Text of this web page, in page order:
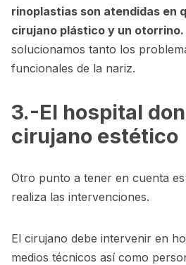
rinoplastias son atendidas en
cirujano plástico y un otorrino.
solucionamos tanto los
funcionales de la nariz.
3.-El hospital
cirujano estético
Otro punto a tener en cuenta
realiza las intervenciones.
El cirujano debe intervenir en
medios técnicos así como